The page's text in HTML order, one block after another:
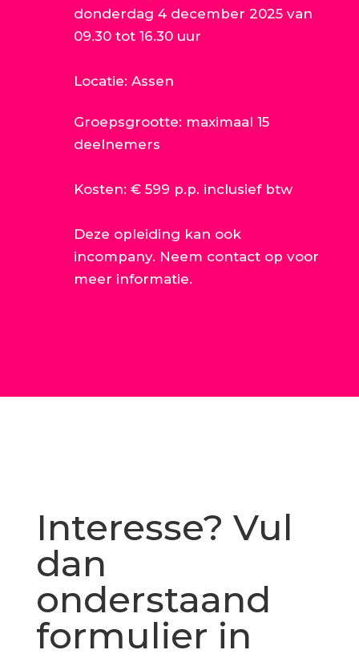
donderdag 4 december 2025 van
09.30 tot 16.30 uur
Locatie: Assen
Groepsgrootte: maximaal 15
deelnemers
Kosten: € 599 p.p. inclusief btw
Deze opleiding kan ook
incompany. Neem contact op voor
meer informatie.
Interesse? Vul
dan
onderstaand
formulier in